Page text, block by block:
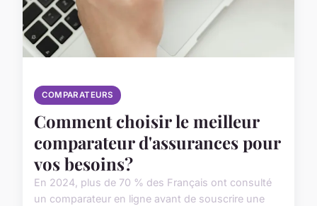
COMPARATEURS
Comment choisir le meilleur
comparateur d'assurances pour
vos besoins?
En 2024, plus de 70 % des Français ont consulté
un comparateur en ligne avant de souscrire une